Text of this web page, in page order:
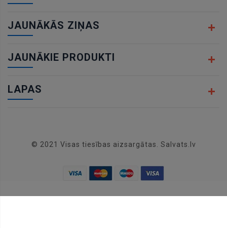
JAUNĀKĀS ZIŅAS
JAUNĀKIE PRODUKTI
LAPAS
© 2021 Visas tiesības aizsargātas. Salvats.lv